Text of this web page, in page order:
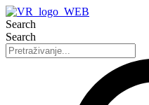
Search
Search